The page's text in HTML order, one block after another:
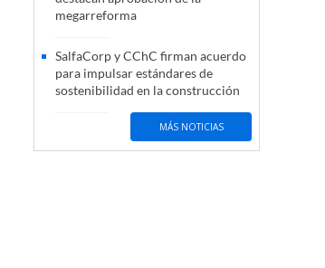
megarreforma
SalfaCorp y CChC firman acuerdo
para impulsar estándares de
sostenibilidad en la construcción
MÁS NOTICIAS